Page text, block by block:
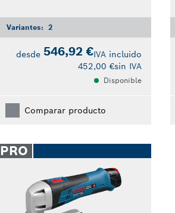
Variantes: 2
desde 546,92 €IVA incluido
452,00 €sin IVA
Disponible
Comparar producto
PRO